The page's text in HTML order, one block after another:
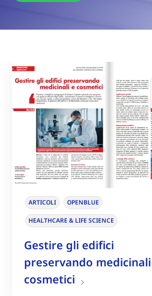
ARTICOLI OPENBLUE
HEALTHCARE & LIFE SCIENCE
Gestire gli edifici
preservando
cosmetici